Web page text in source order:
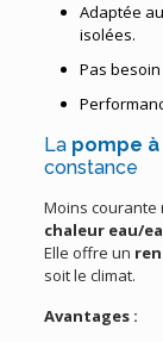
Adaptée
isolées.
Pas
La pompe
constance
Moins courante
chaleur eau/
Elle offre un
soit le climat.
Avantages :